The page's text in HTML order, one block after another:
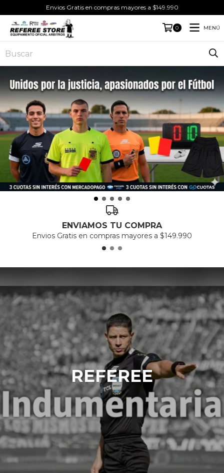
Envios Gratis en compras mayores a $149.990
0 MENÚ
ENVIAMOS TU COMPRA
Envios Gratis en compras mayores a $149.990
REFEREE